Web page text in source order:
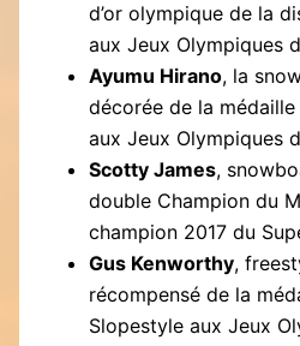
d’or olympique de la
aux Jeux Olympiques
Ayumu Hirano, la
décorée de la
aux Jeux Olympiques
Scotty James,
double Champion du
champion 2017 du
Gus Kenworthy,
récompensé de la
Slopestyle aux Jeux